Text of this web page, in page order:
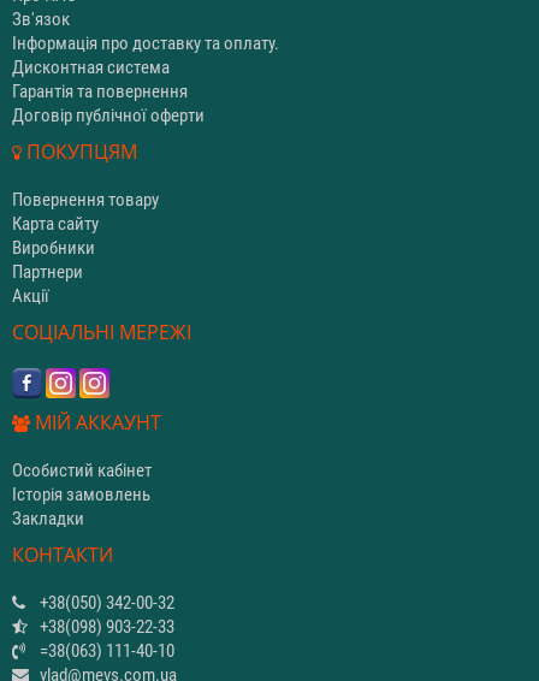
Зв'язок
Інформація про доставку та оплату.
Дисконтная система
Гарантія та повернення
Договір публічної оферти
ПОКУПЦЯМ
Повернення товару
Карта сайту
Виробники
Партнери
Акції
СОЦІАЛЬНІ МЕРЕЖІ
МІЙ АККАУНТ
Особистий кабінет
Історія замовлень
Закладки
КОНТАКТИ
+38(050) 342-00-32
+38(098) 903-22-33
=38(063) 111-40-10
vlad@mevs.com.ua